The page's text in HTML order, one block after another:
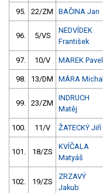
95. 22/ZM BAČINA Jan
96. 5/VS
NEDVÍDEK
František
97. 10/V MAREK Pavel
98. 13/DM MÁRA Michal
99. 23/ZM
INDRUCH
Matěj
100. 11/V ŽATECKÝ Jiří
101. 18/ZS
KVÍČALA
Matyáš
102. 19/ZS
ZRZAVÝ
Jakub